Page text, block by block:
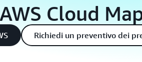
Cloud
Richiedi un preventivo dei